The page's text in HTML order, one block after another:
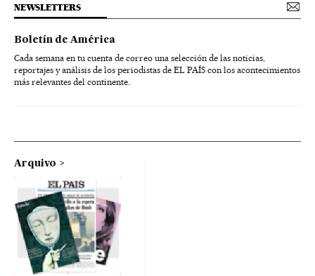
NEWSLETTERS
Boletín de América
Cada semana en tu cuenta de correo una selección de las noticias,
reportajes y análisis de los periodistas de EL PAÍS con los acontecimientos
más relevantes del continente.
Arquivo